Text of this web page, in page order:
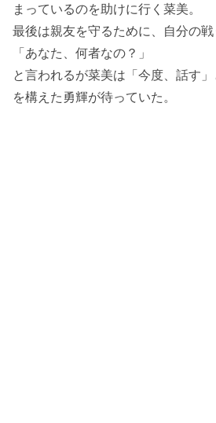
まっているのを助けに行く菜美。
最後は親友を守るために、自分の戦
「あなた、何者なの？」
と言われるが菜美は「今度、話す
を構えた勇輝が待っていた。